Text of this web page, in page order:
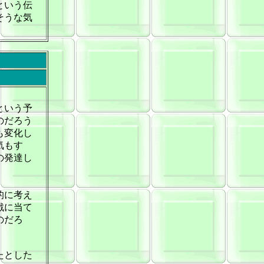
いう伝
うな気
いう予
ろう
変化し
もす
発達し
考え
に当て
だろ
とした